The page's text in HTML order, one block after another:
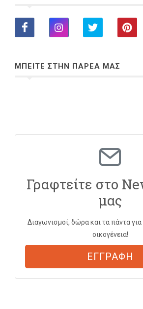
ΜΠΕΙΤΕ ΣΤΗΝ ΠΑΡΕΑ ΜΑΣ
Γραφτείτε στο
μας
Διαγωνισμοί, δώρα και τα πάντα για
οικογένεια!
ΕΓΓΡΑΦΗ